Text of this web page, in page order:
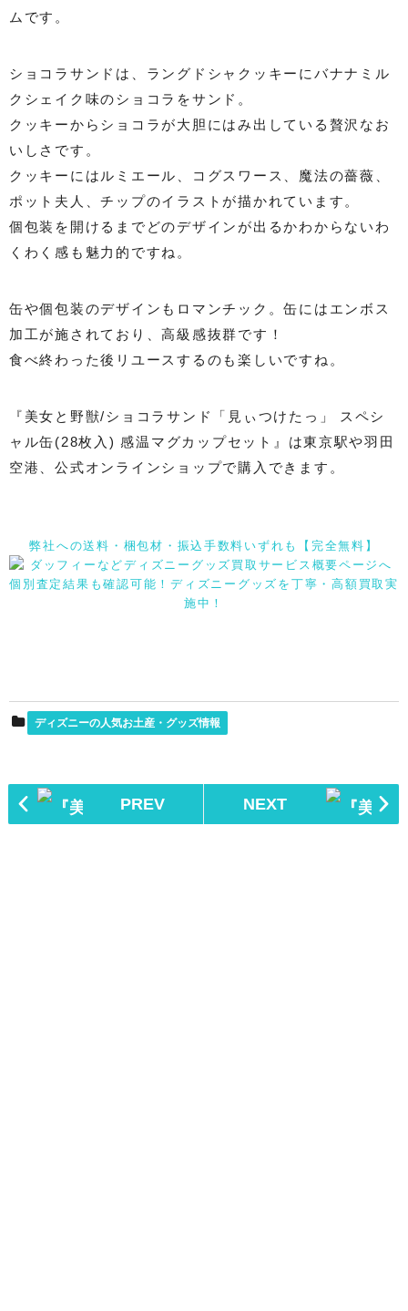
ムです。
ショコラサンドは、ラングドシャクッキーにバナナミル
クシェイク味のショコラをサンド。
クッキーからショコラが大胆にはみ出している贅沢なお
いしさです。
クッキーにはルミエール、コグスワース、魔法の薔薇、
ポット夫人、チップのイラストが描かれています。
個包装を開けるまでどのデザインが出るかわからないわ
くわく感も魅力的ですね。
缶や個包装のデザインもロマンチック。缶にはエンボス
加工が施されており、高級感抜群です！
食べ終わった後リユースするのも楽しいですね。
『美女と野獣/ショコラサンド「見ぃつけたっ」 スペシ
ャル缶(28枚入) 感温マグカップセット』は東京駅や羽田
空港、公式オンラインショップで購入できます。
弊社への送料・梱包材・振込手数料いずれも【完全無料】
個別査定結果も確認可能！ディズニーグッズを丁寧・高額買取実
施中！
ディズニーの人気お土産・グッズ情報
PREV NEXT